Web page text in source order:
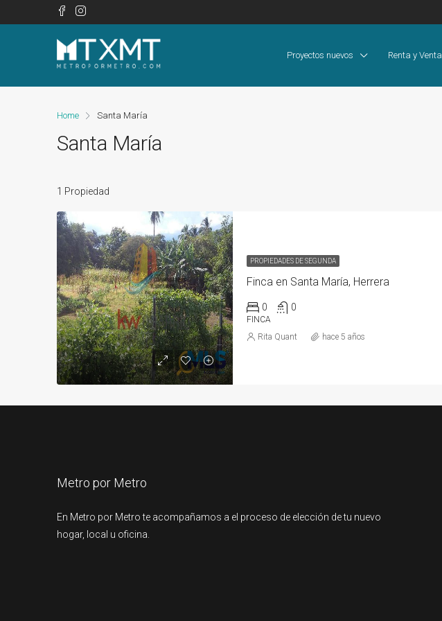
Proyectos nuevos Renta y Venta
Home Santa María
Santa María
1 Propiedad
PROPIEDADES DE SEGUNDA
Finca en Santa María, Herrera
0 0
FINCA
Rita Quant hace 5 años
Metro por Metro
En Metro por Metro te acompañamos a el proceso de elección de tu nuevo
hogar, local u oficina.